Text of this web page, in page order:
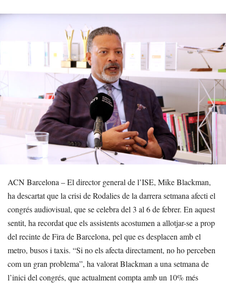
ACN Barcelona – El director general de l’ISE, Mike Blackman,
ha descartat que la crisi de Rodalies de la darrera setmana afecti el
congrés audiovisual, que se celebra del 3 al 6 de febrer. En aquest
sentit, ha recordat que els assistents acostumen a allotjar-se a prop
del recinte de Fira de Barcelona, pel que es desplacen amb el
metro, busos i taxis. “Si no els afecta directament, no ho perceben
com un gran problema”, ha valorat Blackman a una setmana de
l’inici del congrés, que actualment compta amb un 10% més